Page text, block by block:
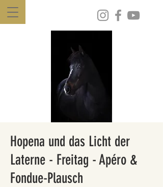
Hopena und das Licht der
Laterne - Freitag - Apéro &
Fondue-Plausch